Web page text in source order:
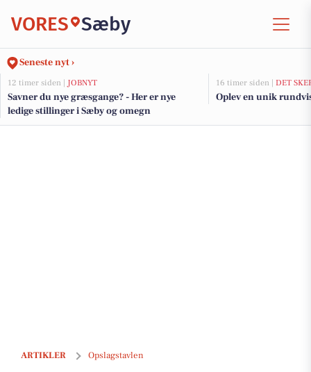
VORES Sæby
Seneste nyt ›
12 timer siden | JOBNYT
Savner du nye græsgange? - Her er nye
ledige stillinger i Sæby og omegn
16 timer siden | DET
Oplev en unik
ARTIKLER Opslagstavlen
Seneste nyt fra lokalområdet på sociale medier